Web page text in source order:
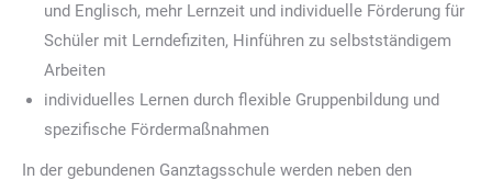
und Englisch, mehr Lernzeit und individuelle Förderung für
Schüler mit Lerndefiziten, Hinführen zu selbstständigem
Arbeiten
individuelles Lernen durch flexible Gruppenbildung und
spezifische Fördermaßnahmen
In der gebundenen Ganztagsschule werden neben den